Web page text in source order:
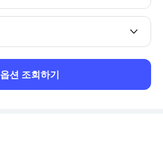
옵션 조회하기